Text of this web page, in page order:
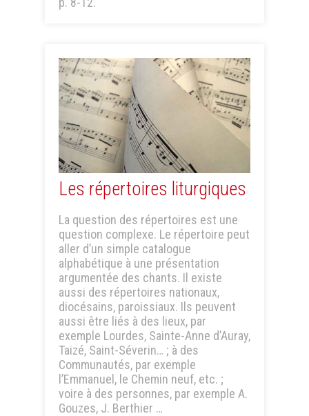
Les répertoires liturgiques
La question des répertoires est une
question complexe. Le répertoire peut
aller d’un simple catalogue
alphabétique à une présentation
argumentée des chants. Il existe
aussi des répertoires nationaux,
diocésains, paroissiaux. Ils peuvent
aussi être liés à des lieux, par
exemple Lourdes, Sainte-Anne d’Auray,
Taizé, Saint-Séverin… ; à des
Communautés, par exemple
l’Emmanuel, le Chemin neuf, etc. ;
voire à des personnes, par exemple A.
Gouzes, J. Berthier …